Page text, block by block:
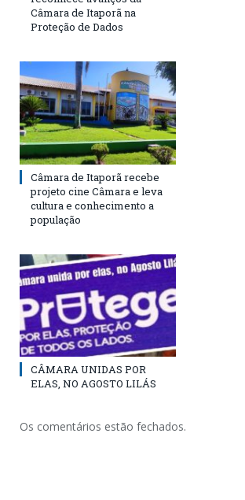
Câmara de Itaporã na
Proteção de Dados
Câmara de Itaporã recebe
projeto cine Câmara e leva
cultura e conhecimento a
população
CÂMARA UNIDAS POR
ELAS, NO AGOSTO LILÁS
Os comentários estão fechados.